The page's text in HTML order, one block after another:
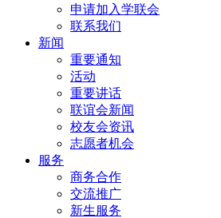
申请加入学联会
联系我们
新闻
重要通知
活动
重要讲话
联谊会新闻
校友会资讯
志愿者机会
服务
商务合作
交流推广
新生服务